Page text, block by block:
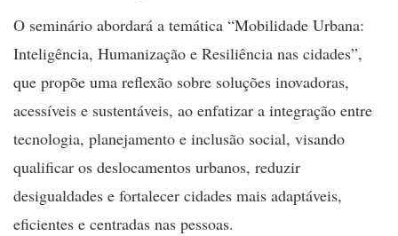
O seminário abordará a temática “Mobilidade Urbana:
Inteligência, Humanização e Resiliência nas cidades”,
que propõe uma reflexão sobre soluções inovadoras,
acessíveis e sustentáveis, ao enfatizar a integração entre
tecnologia, planejamento e inclusão social, visando
qualificar os deslocamentos urbanos, reduzir
desigualdades e fortalecer cidades mais adaptáveis,
eficientes e centradas nas pessoas.